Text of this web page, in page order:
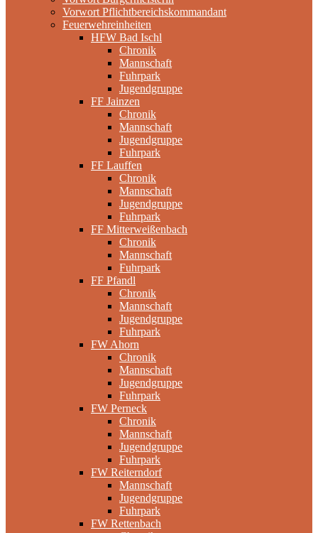
Vorwort Pflichtbereichskommandant
Feuerwehreinheiten
HFW Bad Ischl
Chronik
Mannschaft
Fuhrpark
Jugendgruppe
FF Jainzen
Chronik
Mannschaft
Jugendgruppe
Fuhrpark
FF Lauffen
Chronik
Mannschaft
Jugendgruppe
Fuhrpark
FF Mitterweißenbach
Chronik
Mannschaft
Fuhrpark
FF Pfandl
Chronik
Mannschaft
Jugendgruppe
Fuhrpark
FW Ahorn
Chronik
Mannschaft
Jugendgruppe
Fuhrpark
FW Perneck
Chronik
Mannschaft
Jugendgruppe
Fuhrpark
FW Reiterndorf
Mannschaft
Jugendgruppe
Fuhrpark
FW Rettenbach